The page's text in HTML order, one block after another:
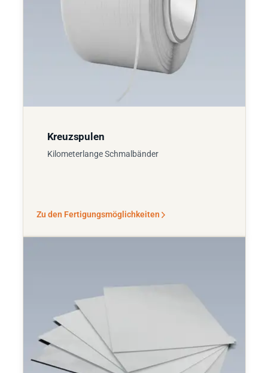
Kreuzspulen
Kilometerlange Schmalbänder
Zu den Fertigungsmöglichkeiten